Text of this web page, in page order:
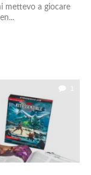
mettevo a giocare